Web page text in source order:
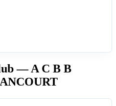
— A C B B